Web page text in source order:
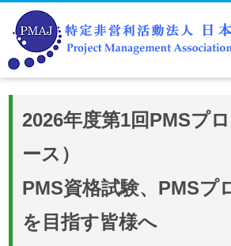
2026年度第1回PMSプ
ース）
PMS資格試験、PMSプ
を目指す皆様へ